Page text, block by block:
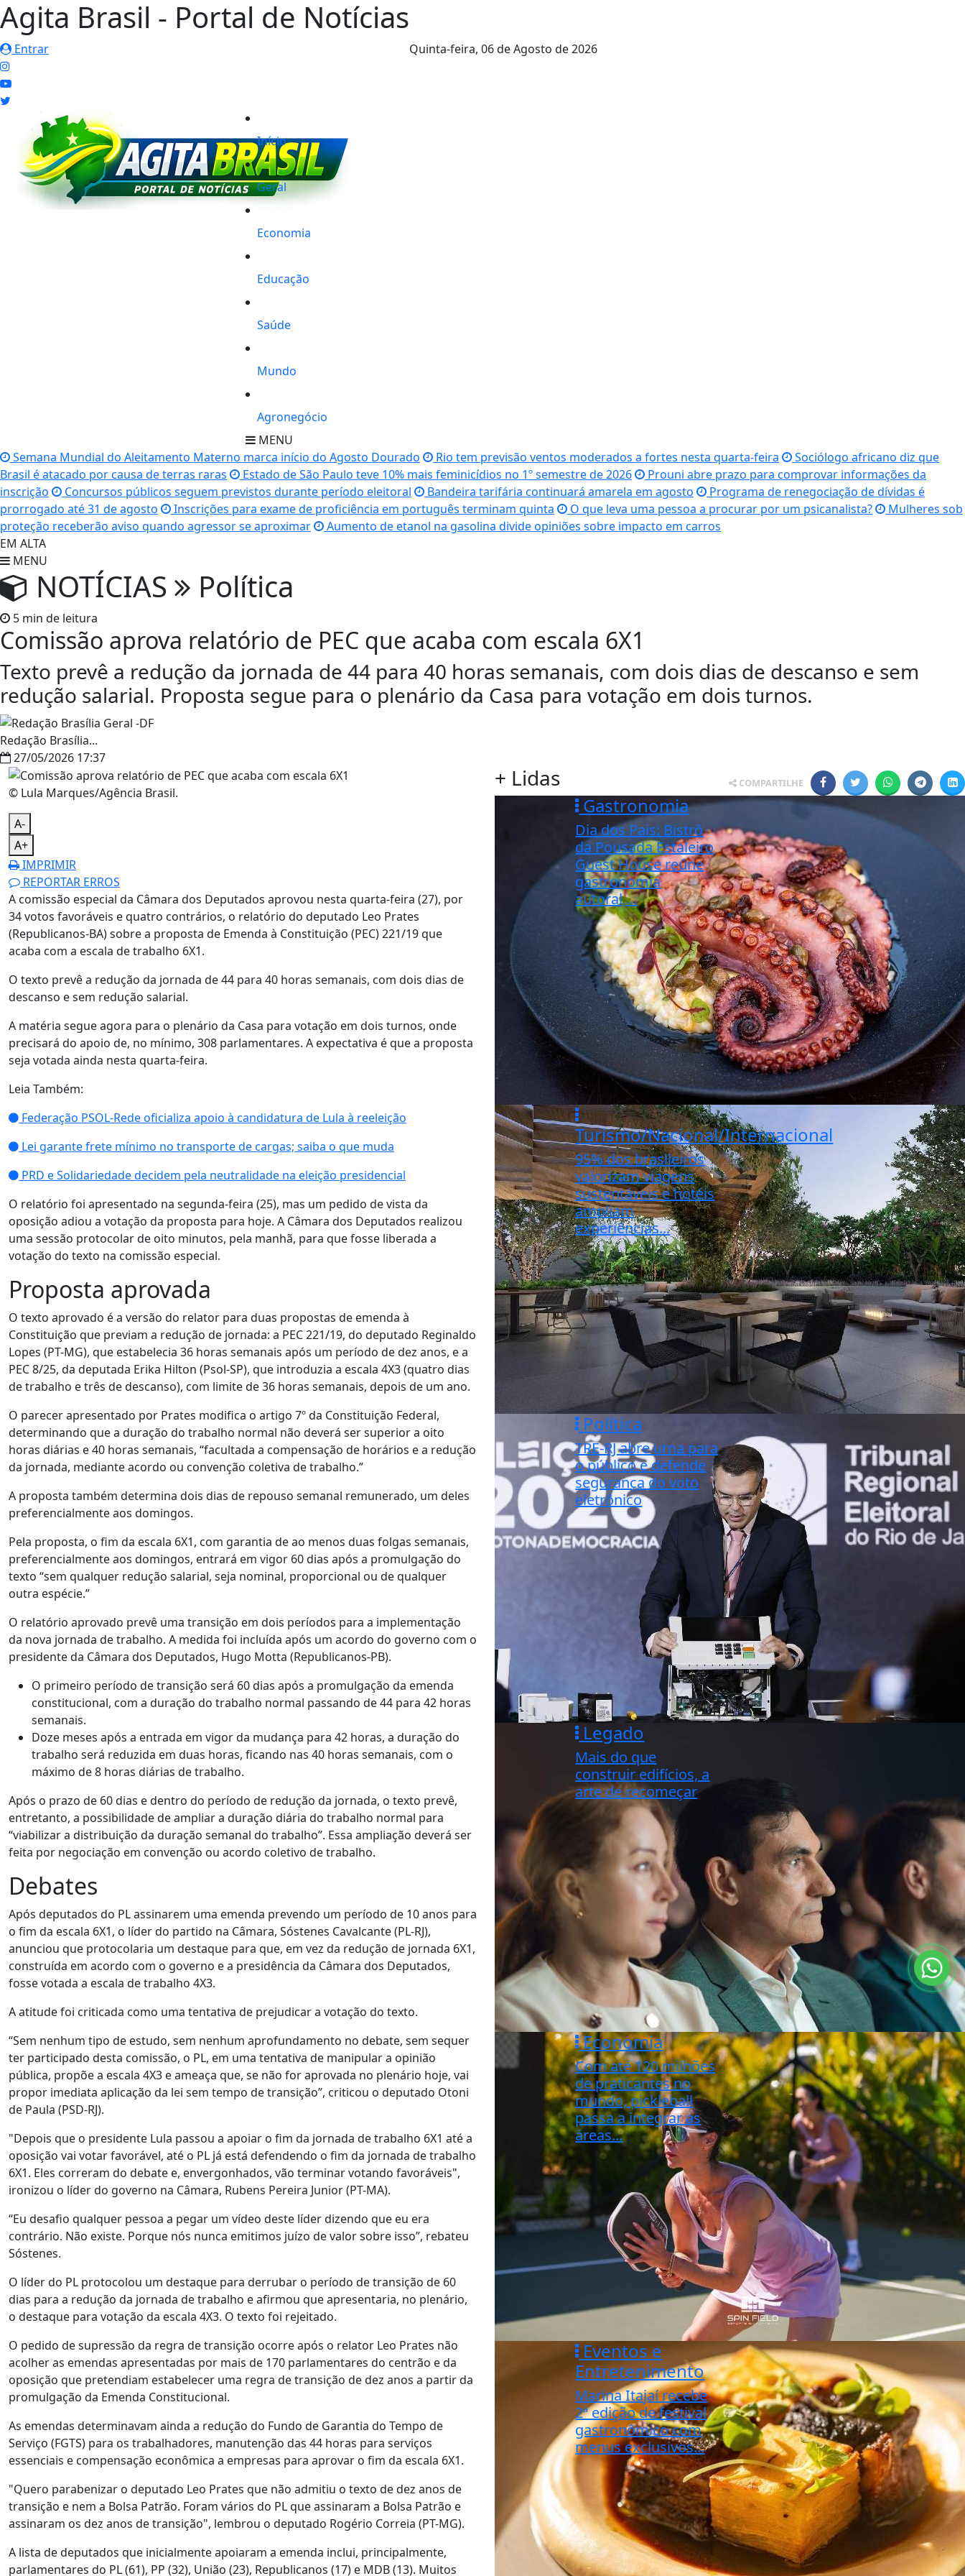
Agita Brasil - Portal de Notícias
Entrar Quinta-feira, 06 de Agosto de 2026
Início
Geral
Economia
Educação
Saúde
Mundo
Agronegócio
MENU
Semana Mundial do Aleitamento Materno marca início do Agosto Dourado
Rio tem previsão ventos moderados a fortes nesta quarta-feira
Sociólogo africano diz que
Brasil é atacado por causa de terras raras
Estado de São Paulo teve 10% mais feminicídios no 1º semestre de 2026
Prouni abre prazo para comprovar informações da
inscrição
Concursos públicos seguem previstos durante período eleitoral Bandeira tarifária continuará amarela em agosto
Programa de renegociação de dívidas é
prorrogado até 31 de agosto
Inscrições para exame de proficiência em português terminam quinta O que leva uma pessoa a procurar por um psicanalista?
Mulheres sob
proteção receberão aviso quando agressor se aproximar
Aumento de etanol na gasolina divide opiniões sobre impacto em carros
EM ALTA
MENU
NOTÍCIAS Política
5 min de leitura
Comissão aprova relatório de PEC que acaba com escala 6X1
Texto prevê a redução da jornada de 44 para 40 horas semanais, com dois dias de descanso e sem
redução salarial. Proposta segue para o plenário da Casa para votação em dois turnos.
Redação Brasília...
27/05/2026 17:37
COMPARTILHE
© Lula Marques/Agência Brasil.
A-
A+
IMPRIMIR
REPORTAR ERROS
A comissão especial da Câmara dos Deputados aprovou nesta quarta-feira (27), por
34 votos favoráveis e quatro contrários, o relatório do deputado Leo Prates
(Republicanos-BA) sobre a proposta de Emenda à Constituição (PEC) 221/19 que
acaba com a escala de trabalho 6X1.
O texto prevê a redução da jornada de 44 para 40 horas semanais, com dois dias de
descanso e sem redução salarial.
A matéria segue agora para o plenário da Casa para votação em dois turnos, onde
precisará do apoio de, no mínimo, 308 parlamentares. A expectativa é que a proposta
seja votada ainda nesta quarta-feira.
Leia Também:
Federação PSOL-Rede oficializa apoio à candidatura de Lula à reeleição
Lei garante frete mínimo no transporte de cargas; saiba o que muda
PRD e Solidariedade decidem pela neutralidade na eleição presidencial
O relatório foi apresentado na segunda-feira (25), mas um pedido de vista da
oposição adiou a votação da proposta para hoje. A Câmara dos Deputados realizou
uma sessão protocolar de oito minutos, pela manhã, para que fosse liberada a
votação do texto na comissão especial.
Proposta aprovada
O texto aprovado é a versão do relator para duas propostas de emenda à
Constituição que previam a redução de jornada: a PEC 221/19, do deputado Reginaldo
Lopes (PT-MG), que estabelecia 36 horas semanais após um período de dez anos, e a
PEC 8/25, da deputada Erika Hilton (Psol-SP), que introduzia a escala 4X3 (quatro dias
de trabalho e três de descanso), com limite de 36 horas semanais, depois de um ano.
O parecer apresentado por Prates modifica o artigo 7º da Constituição Federal,
determinando que a duração do trabalho normal não deverá ser superior a oito
horas diárias e 40 horas semanais, “facultada a compensação de horários e a redução
da jornada, mediante acordo ou convenção coletiva de trabalho.”
A proposta também determina dois dias de repouso semanal remunerado, um deles
preferencialmente aos domingos.
Pela proposta, o fim da escala 6X1, com garantia de ao menos duas folgas semanais,
preferencialmente aos domingos, entrará em vigor 60 dias após a promulgação do
texto “sem qualquer redução salarial, seja nominal, proporcional ou de qualquer
outra espécie.”
O relatório aprovado prevê uma transição em dois períodos para a implementação
da nova jornada de trabalho. A medida foi incluída após um acordo do governo com o
presidente da Câmara dos Deputados, Hugo Motta (Republicanos-PB).
O primeiro período de transição será 60 dias após a promulgação da emenda
constitucional, com a duração do trabalho normal passando de 44 para 42 horas
semanais.
Doze meses após a entrada em vigor da mudança para 42 horas, a duração do
trabalho será reduzida em duas horas, ficando nas 40 horas semanais, com o
máximo de 8 horas diárias de trabalho.
Após o prazo de 60 dias e dentro do período de redução da jornada, o texto prevê,
entretanto, a possibilidade de ampliar a duração diária do trabalho normal para
“viabilizar a distribuição da duração semanal do trabalho”. Essa ampliação deverá ser
feita por negociação em convenção ou acordo coletivo de trabalho.
Debates
Após deputados do PL assinarem uma emenda prevendo um período de 10 anos para
o fim da escala 6X1, o líder do partido na Câmara, Sóstenes Cavalcante (PL-RJ),
anunciou que protocolaria um destaque para que, em vez da redução de jornada 6X1,
construída em acordo com o governo e a presidência da Câmara dos Deputados,
fosse votada a escala de trabalho 4X3.
A atitude foi criticada como uma tentativa de prejudicar a votação do texto.
“Sem nenhum tipo de estudo, sem nenhum aprofundamento no debate, sem sequer
ter participado desta comissão, o PL, em uma tentativa de manipular a opinião
pública, propõe a escala 4X3 e ameaça que, se não for aprovada no plenário hoje, vai
propor imediata aplicação da lei sem tempo de transição”, criticou o deputado Otoni
de Paula (PSD-RJ).
"Depois que o presidente Lula passou a apoiar o fim da jornada de trabalho 6X1 até a
oposição vai votar favorável, até o PL já está defendendo o fim da jornada de trabalho
6X1. Eles correram do debate e, envergonhados, vão terminar votando favoráveis",
ironizou o líder do governo na Câmara, Rubens Pereira Junior (PT-MA).
“Eu desafio qualquer pessoa a pegar um vídeo deste líder dizendo que eu era
contrário. Não existe. Porque nós nunca emitimos juízo de valor sobre isso”, rebateu
Sóstenes.
O líder do PL protocolou um destaque para derrubar o período de transição de 60
dias para a redução da jornada de trabalho e afirmou que apresentaria, no plenário,
o destaque para votação da escala 4X3. O texto foi rejeitado.
O pedido de supressão da regra de transição ocorre após o relator Leo Prates não
acolher as emendas apresentadas por mais de 170 parlamentares do centrão e da
oposição que pretendiam estabelecer uma regra de transição de dez anos a partir da
promulgação da Emenda Constitucional.
As emendas determinavam ainda a redução do Fundo de Garantia do Tempo de
Serviço (FGTS) para os trabalhadores, manutenção das 44 horas para serviços
essenciais e compensação econômica a empresas para aprovar o fim da escala 6X1.
"Quero parabenizar o deputado Leo Prates que não admitiu o texto de dez anos de
transição e nem a Bolsa Patrão. Foram vários do PL que assinaram a Bolsa Patrão e
assinaram os dez anos de transição", lembrou o deputado Rogério Correia (PT-MG).
A lista de deputados que inicialmente apoiaram a emenda inclui, principalmente,
parlamentares do PL (61), PP (32), União (23), Republicanos (17) e MDB (13). Muitos
+ Lidas
Gastronomia
Dia dos Pais: Bistrô
da Pousada Estaleiro
Guest House reúne
gastronomia
autoral,...
Turismo/Nacional/Internacional
95% dos brasileiros
valorizam viagens
sustentáveis e hotéis
ampliam
experiências...
Política
TRE-RJ abre urna para
o público e defende
segurança do voto
eletrônico
Legado
Mais do que
construir edifícios, a
arte de recomeçar
Economia
Com até 120 milhões
de praticantes no
mundo, pickleball
passa a integrar as
áreas...
Eventos e
Entretenimento
Marina Itajaí recebe
2ª edição de festival
gastronômico com
menus exclusivos...